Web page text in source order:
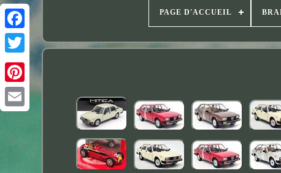
Twitter
PAGE D'ACCUEIL